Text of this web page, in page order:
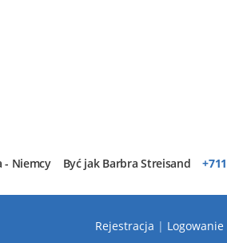
- Niemcy Być jak Barbra Streisand +711
Rejestracja | Logowanie